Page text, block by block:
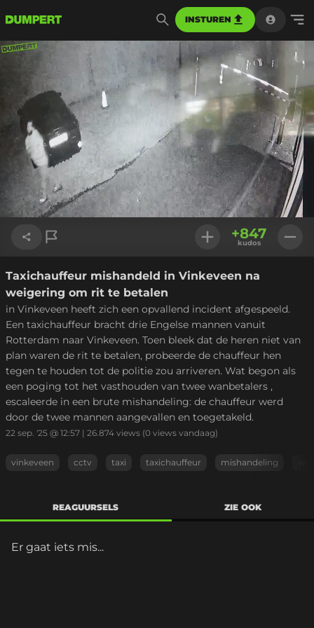
INSTUREN
Geladen :
82.64%
Link kopiëren
+847
kudos
Taxichauffeur mishandeld in Vinkeveen na
weigering om rit te betalen
in Vinkeveen heeft zich een opvallend incident afgespeeld.
Een taxichauffeur bracht drie Engelse mannen vanuit
Rotterdam naar Vinkeveen. Toen bleek dat de heren niet van
plan waren de rit te betalen, probeerde de chauffeur hen
tegen te houden tot de politie zou arriveren. Wat begon als
een poging tot het vasthouden van twee wanbetalers ,
escaleerde in een brute mishandeling: de chauffeur werd
door de twee mannen aangevallen en toegetakeld.
22 sep. '25 @ 12:57 | 26.874 views (0 views vandaag)
vinkeveen cctv taxi taxichauffeur mishandeling
REAGUURSELS ZIE OOK
Er gaat iets mis...